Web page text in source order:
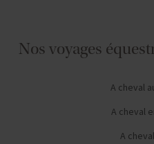
Nos voyages
A cheval
A cheval
A